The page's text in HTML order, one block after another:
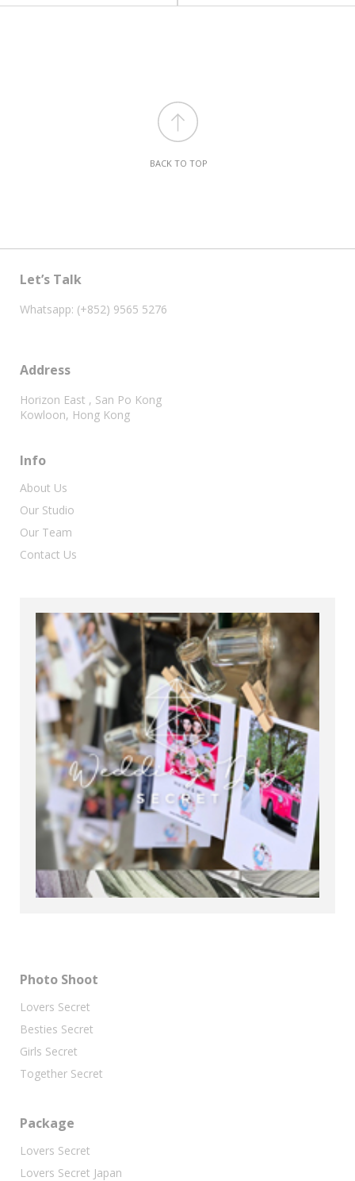
BACK TO TOP
Let’s Talk
Whatsapp: (+852) 9565 5276
Address
Horizon East , San Po Kong
Kowloon, Hong Kong
Info
About Us
Our Studio
Our Team
Contact Us
Photo Shoot
Lovers Secret
Besties Secret
Girls Secret
Together Secret
Package
Lovers Secret
Lovers Secret Japan